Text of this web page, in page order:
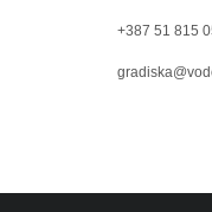
+387 51 815